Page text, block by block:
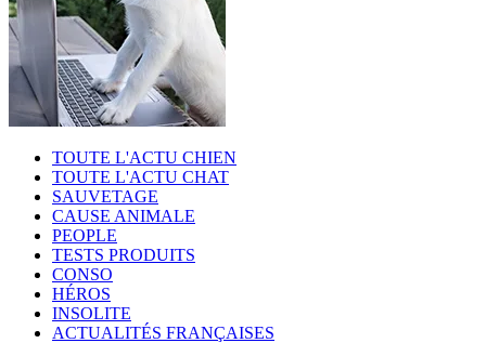
TOUTE L'ACTU CHIEN
TOUTE L'ACTU CHAT
SAUVETAGE
CAUSE ANIMALE
PEOPLE
TESTS PRODUITS
CONSO
HÉROS
INSOLITE
ACTUALITÉS FRANÇAISES